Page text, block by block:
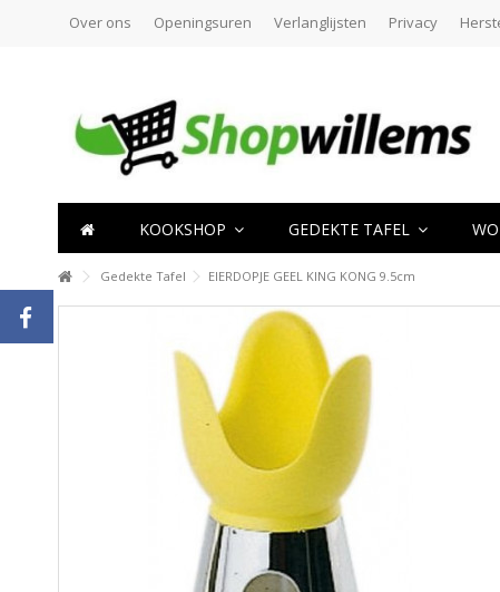
Over ons Openingsuren Verlanglijsten Privacy
KOOKSHOP GEDEKTE TAFEL
Gedekte Tafel EIERDOPJE GEEL KING KONG 9.5cm